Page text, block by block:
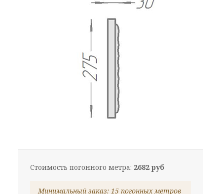
Стоимость погонного метра: 2682 руб
Минимальный заказ: 15 погонных метров